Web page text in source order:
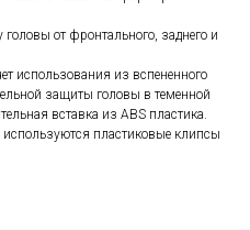
от фронтального, заднего и
использования из вспененного
защиты головы в теменной
вставка из ABS пластика.
пластиковые клипсы